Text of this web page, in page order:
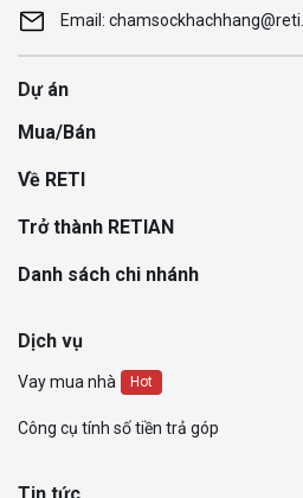
Email:
Dự án
Mua/Bán
Về RETI
Trở thành RETIAN
Danh sách chi nhánh
Dịch vụ
Vay mua nhà Hot
Công cụ tính số tiền trả góp